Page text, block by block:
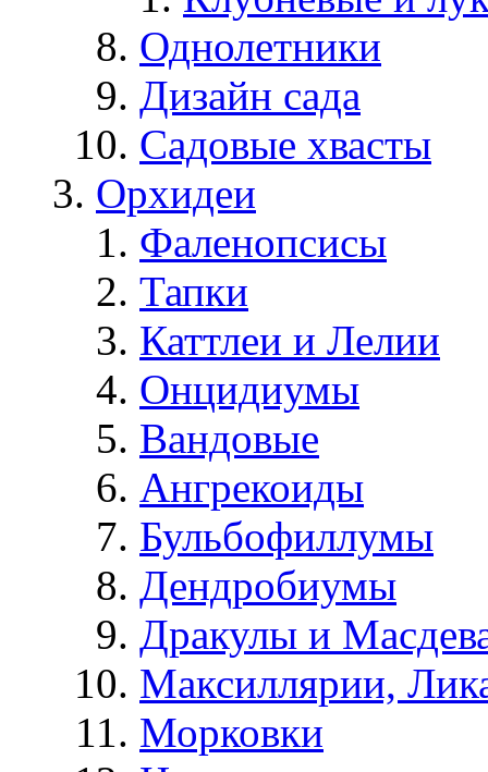
Однолетники
Дизайн сада
Садовые хвасты
Орхидеи
Фаленопсисы
Тапки
Каттлеи и Лелии
Онцидиумы
Вандовые
Ангрекоиды
Бульбофиллумы
Дендробиумы
Дракулы и
Максиллярии,
Морковки